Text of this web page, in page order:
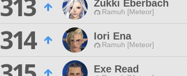
313
Zukki Eberbach
Ramuh [Meteor]
314
Iori Ena
Ramuh [Meteor]
Exe Read